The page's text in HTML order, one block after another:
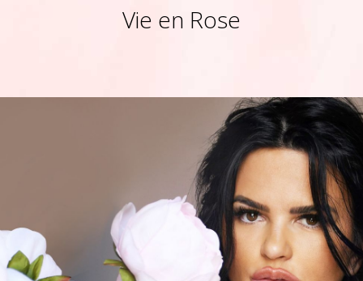
Vie en Rose